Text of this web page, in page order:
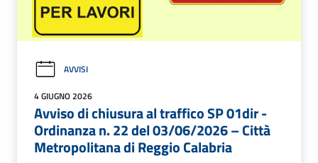
AVVISI
4 GIUGNO 2026
Avviso di chiusura al traffico SP 01dir -
Ordinanza n. 22 del 03/06/2026 – Città
Metropolitana di Reggio Calabria